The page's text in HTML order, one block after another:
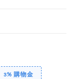
3% 購物金